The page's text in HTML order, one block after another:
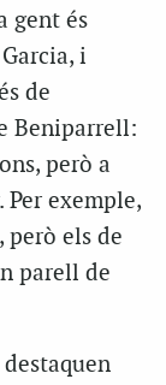
gent és
i
de
Beniparrell:
però a
exemple,
però els de
parell de